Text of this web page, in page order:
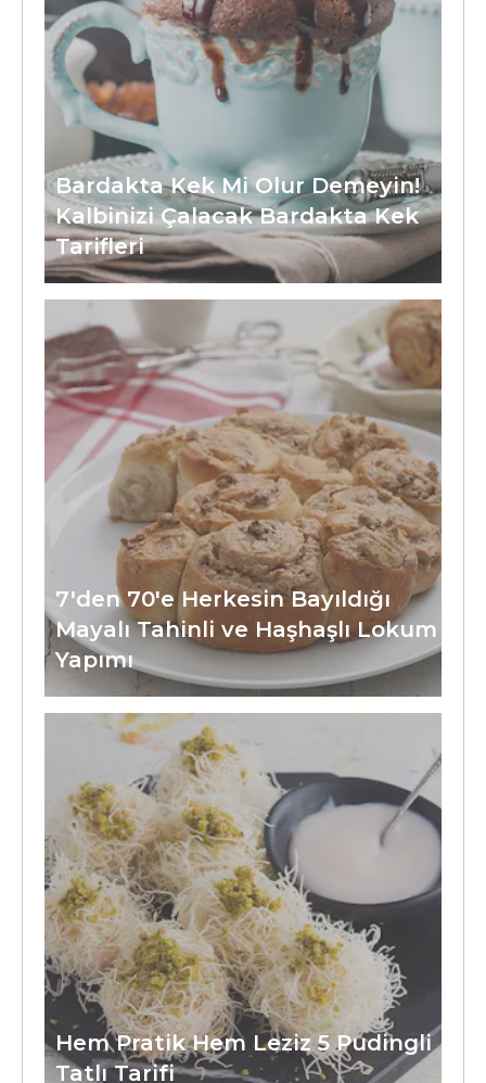
Bardakta Kek Mi Olur Demeyin!
Kalbinizi Çalacak Bardakta Kek
Tarifleri
7'den 70'e Herkesin Bayıldığı
Mayalı Tahinli ve Haşhaşlı Lokum
Yapımı
Hem Pratik Hem Leziz 5 Pudingli
Tatlı Tarifi